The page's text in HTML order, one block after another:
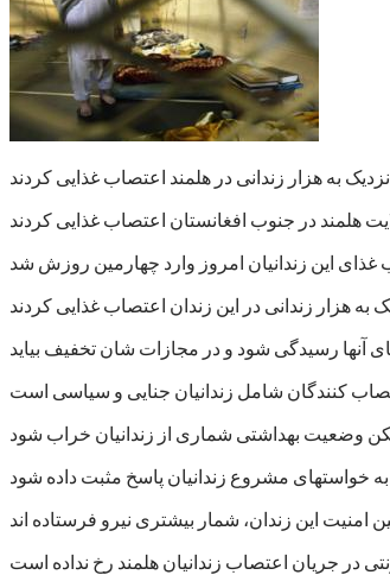
نزدیک به هزار زندانی در هلمند اعتصاب غذایی کردند